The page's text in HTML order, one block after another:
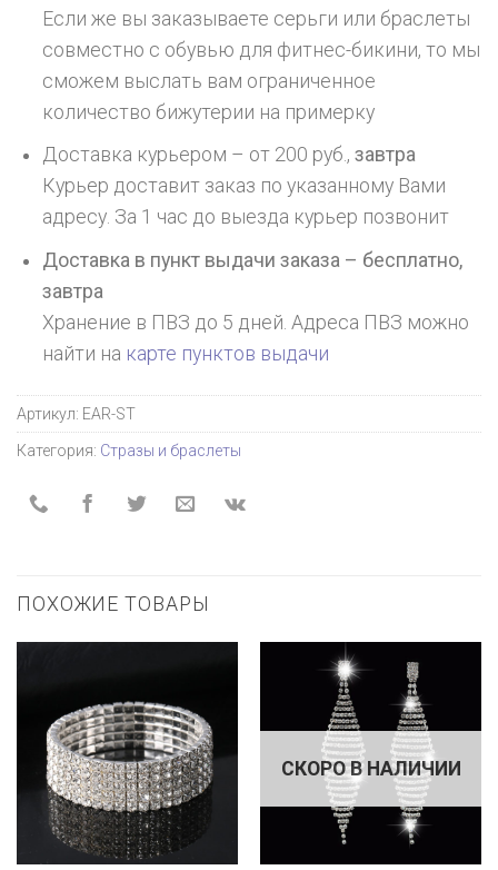
Если же вы заказываете серьги или браслеты
совместно с обувью для фитнес-бикини, то мы
сможем выслать вам ограниченное
количество бижутерии на примерку
Доставка курьером – от 200 руб.,завтра
Курьер доставит заказ по указанному Вами
адресу. За 1 час до выезда курьер позвонит
Доставка в пункт выдачи заказа – бесплатно,
завтра
Хранение в ПВЗ до 5 дней. Адреса ПВЗ можно
найти на карте пунктов выдачи
Артикул: EAR-ST
Категория: Стразы и браслеты
ПОХОЖИЕ ТОВАРЫ
СКОРО В НАЛИЧИИ